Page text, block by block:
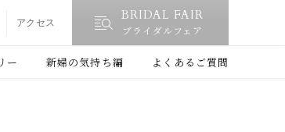
アクセス BRIDAL FAIR
ブライダルフェア
ー 新婦の気持ち編 よくあるご質問